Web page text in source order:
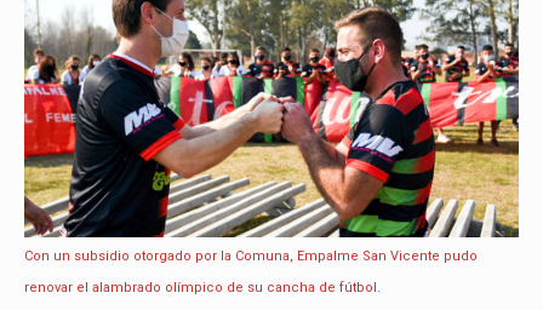
Con un subsidio otorgado por la Comuna, Empalme San Vicente pudo
renovar el alambrado olímpico de su cancha de fútbol.